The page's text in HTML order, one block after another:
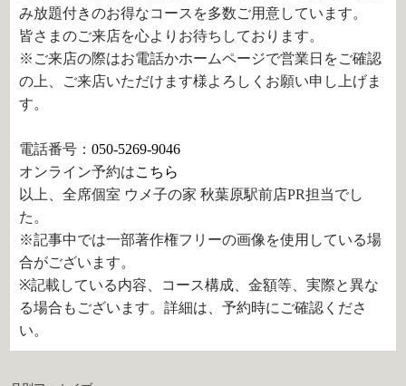
み放題付きのお得なコースを多数ご用意しています。
皆さまのご来店を心よりお待ちしております。
※ご来店の際はお電話かホームページで営業日をご確認
の上、ご来店いただけます様よろしくお願い申し上げま
す。
電話番号：050-5269-9046
オンライン予約はこちら
以上、全席個室 ウメ子の家 秋葉原駅前店PR担当でし
た。
※記事中では一部著作権フリーの画像を使用している場
合がございます。
※記載している内容、コース構成、金額等、実際と異な
る場合もございます。詳細は、予約時にご確認くださ
い。